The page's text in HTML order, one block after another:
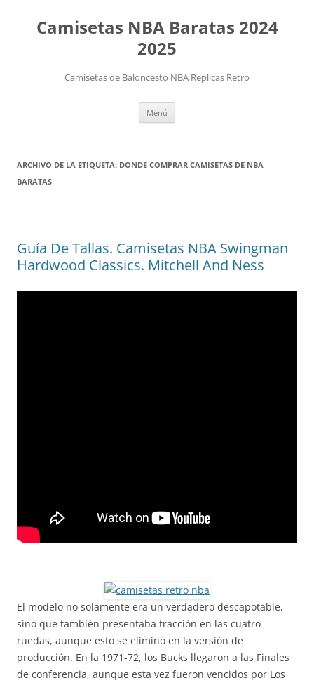
Camisetas NBA Baratas 2024
2025
Camisetas de Baloncesto NBA Replicas Retro
Menú
ARCHIVO DE LA ETIQUETA: DONDE COMPRAR CAMISETAS DE NBA
BARATAS
Guía De Tallas. Camisetas NBA Swingman
Hardwood Classics. Mitchell And Ness
El modelo no solamente era un verdadero descapotable,
sino que también presentaba tracción en las cuatro
ruedas, aunque esto se eliminó en la versión de
producción. En la 1971-72, los Bucks llegaron a las Finales
de conferencia, aunque esta vez fueron vencidos por Los